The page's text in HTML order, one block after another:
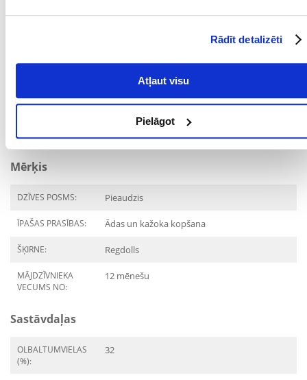
Rādīt detalizēti
Atļaut visu
Pielāgot
taukskābes: 9,9 g, tostarp EPA un DHA taukskābes: 4 g.
PRODUKTU LĪNIJA: Royal Canin Ragdoll
PRODUCENT: ROYAL CANIN
Mērķis
DZĪVES POSMS: Pieaudzis
ĪPAŠAS PRASĪBAS: Ādas un kažoka kopšana
ŠĶIRNE: Regdolls
MĀJDZĪVNIEKA
VECUMS NO:
12 mēnešu
Sastāvdaļas
OLBALTUMVIELAS
(%):
32